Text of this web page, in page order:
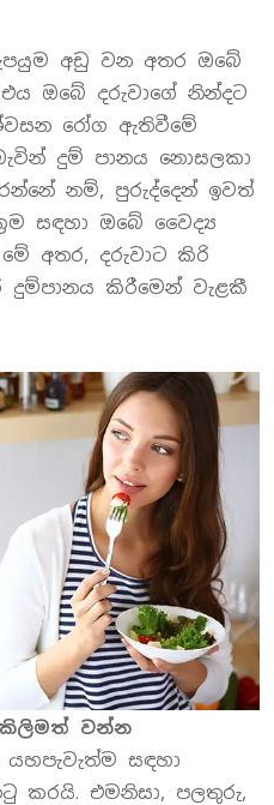
අඩු වන අතර ඔබේ
ඔබේ දරුවාගේ නින්දට
රෝග ඇතිවීමේ
දුම් පානය නොසලකා
නම්, පුරුද්දෙන් ඉවත්
සඳහා ඔබේ වෛද්‍ය
අතර, දරුවාට කිරි
කිරීමෙන් වැළකී
වන්න
සඳහා
කරයි. එමනිසා, පලතුරු,